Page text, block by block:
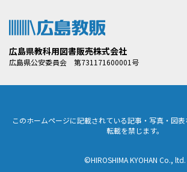
広島県教科用図書販売株式会社
広島県公安委員会 第731171600001号
このホームページに記載されている記事・写真・図
転載を禁じます。
©HIROSHIMA KYOHAN Co., ltd.